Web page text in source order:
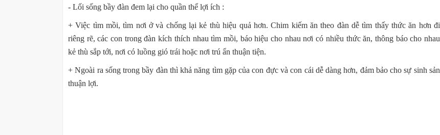
- Lối sống bầy đàn đem lại cho quần thể lợi ích :
+ Việc tìm mồi, tìm nơi ở và chống lại kẻ thù hiệu quả hơn. Chim kiếm ăn theo đàn dễ tìm thấy thức ăn hơn đi
riêng rẽ, các con trong đàn kích thích nhau tìm mồi, báo hiệu cho nhau nơi có nhiều thức ăn, thông báo cho nhau
kẻ thù sắp tới, nơi có luồng gió trái hoặc nơi trú ẩn thuận tiện.
+ Ngoài ra sống trong bầy đàn thì khả năng tìm gặp của con đực và con cái dễ dàng hơn, đảm bảo cho sự sinh sản
thuận lợi.